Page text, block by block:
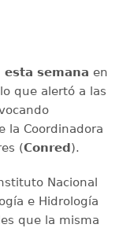
esta semana en
que alertó a las
la Coordinadora
(Conred).
Nacional
e Hidrología
que la misma